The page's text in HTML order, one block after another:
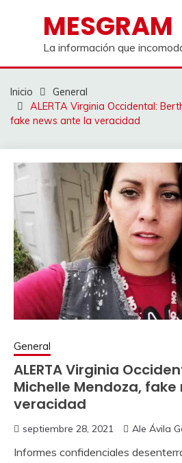
contenidoMESGRAM
La información que
Inicio
General
ALERTA Virginia Occidental:
fake news ante la veracidad
General
ALERTA Virginia
Michelle Mendoza,
veracidad
septiembre 28, 2021 Ale Ávila
Informes confidenciales